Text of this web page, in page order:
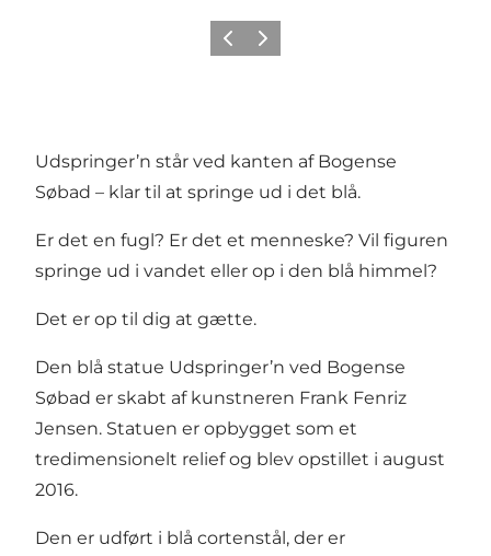
ForrigeNæste
Udspringer’n står ved kanten af Bogense
Søbad – klar til at springe ud i det blå.
Er det en fugl? Er det et menneske? Vil figuren
springe ud i vandet eller op i den blå himmel?
Det er op til dig at gætte.
Den blå statue Udspringer’n ved Bogense
Søbad er skabt af kunstneren Frank Fenriz
Jensen. Statuen er opbygget som et
tredimensionelt relief og blev opstillet i august
2016.
Den er udført i blå cortenstål, der er